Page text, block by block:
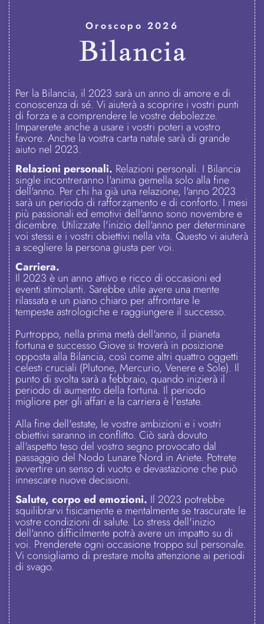
Oroscopo 2026
Bilancia
Per la Bilancia, il 2023 sarà un anno di amore e di
conoscenza di sé. Vi aiuterà a scoprire i vostri punti
di forza e a comprendere le vostre debolezze.
Imparerete anche a usare i vostri poteri a vostro
favore. Anche la vostra carta natale sarà di grande
aiuto nel 2023.
Relazioni personali. Relazioni personali. I Bilancia
single incontreranno l'anima gemella solo alla fine
dell'anno. Per chi ha già una relazione, l'anno 2023
sarà un periodo di rafforzamento e di conforto. I mesi
più passionali ed emotivi dell'anno sono novembre e
dicembre. Utilizzate l'inizio dell'anno per determinare
voi stessi e i vostri obiettivi nella vita. Questo vi aiuterà
a scegliere la persona giusta per voi.
Carriera.
Il 2023 è un anno attivo e ricco di occasioni ed
eventi stimolanti. Sarebbe utile avere una mente
rilassata e un piano chiaro per affrontare le
tempeste astrologiche e raggiungere il successo.
Purtroppo, nella prima metà dell'anno, il pianeta
fortuna e successo Giove si troverà in posizione
opposta alla Bilancia, così come altri quattro oggetti
celesti cruciali (Plutone, Mercurio, Venere e Sole). Il
punto di svolta sarà a febbraio, quando inizierà il
periodo di aumento della fortuna. Il periodo
migliore per gli affari e la carriera è l'estate.
Alla fine dell'estate, le vostre ambizioni e i vostri
obiettivi saranno in conflitto. Ciò sarà dovuto
all'aspetto teso del vostro segno provocato dal
passaggio del Nodo Lunare Nord in Ariete. Potrete
avvertire un senso di vuoto e devastazione che può
innescare nuove decisioni.
Salute, corpo ed emozioni. Il 2023 potrebbe
squilibrarvi fisicamente e mentalmente se trascurate le
vostre condizioni di salute. Lo stress dell'inizio
dell'anno difficilmente potrà avere un impatto su di
voi. Prenderete ogni occasione troppo sul personale.
Vi consigliamo di prestare molta attenzione ai periodi
di svago.